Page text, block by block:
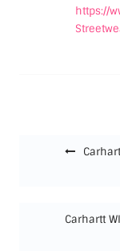
https://
Carhartt